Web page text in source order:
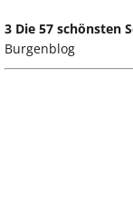
3 Die 57 schönsten
Burgenblog